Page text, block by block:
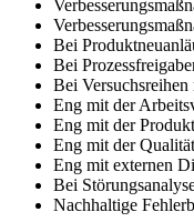
Bei
Bei
Bei
Eng mit der
Eng mit der
Eng mit der
Eng mit externen
Bei
Nachhaltige